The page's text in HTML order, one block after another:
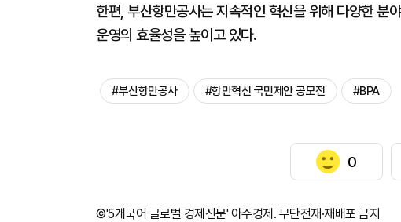
한편, 부산항만공사는 지속적인 혁신을 위해 다양한 분
운영의 효율성을 높이고 있다.
#부산항만공사 #항만혁신 국민제안 공모전 #BPA
0
©'5개국어 글로벌 경제신문' 아주경제. 무단전재·재배포 금지